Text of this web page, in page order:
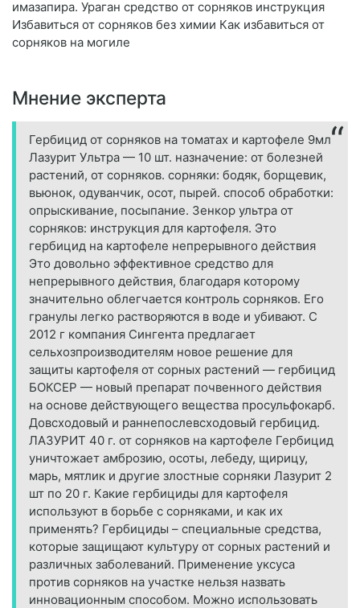
имазапира. Ураган средство от сорняков инструкция
Избавиться от сорняков без химии Как избавиться от
сорняков на могиле
Мнение эксперта
Гербицид от сорняков на томатах и картофеле 9мл
Лазурит Ультра — 10 шт. назначение: от болезней
растений, от сорняков. сорняки: бодяк, борщевик,
вьюнок, одуванчик, осот, пырей. способ обработки:
опрыскивание, посыпание. Зенкор ультра от
сорняков: инструкция для картофеля. Это
гербицид на картофеле непрерывного действия
Это довольно эффективное средство для
непрерывного действия, благодаря которому
значительно облегчается контроль сорняков. Его
гранулы легко растворяются в воде и убивают. C
2012 г компания Сингента предлагает
сельхозпроизводителям новое решение для
защиты картофеля от сорных растений — гербицид
БОКСЕР — новый препарат почвенного действия
на основе действующего вещества просульфокарб.
Довсходовый и раннепослевсходовый гербицид.
ЛАЗУРИТ 40 г. от сорняков на картофеле Гербицид
уничтожает амброзию, осоты, лебеду, щирицу,
марь, мятлик и другие злостные сорняки Лазурит 2
шт по 20 г. Какие гербициды для картофеля
используют в борьбе с сорняками, и как их
применять? Гербициды – специальные средства,
которые защищают культуру от сорных растений и
различных заболеваний. Применение уксуса
против сорняков на участке нельзя назвать
инновационным способом. Можно использовать